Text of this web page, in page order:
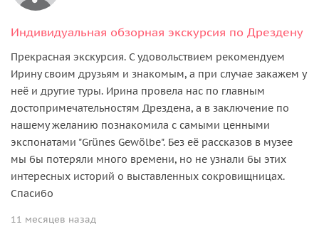
Индивидуальная обзорная экскурсия по Дрездену
Прекрасная экскурсия. С удовольствием рекомендуем
Ирину своим друзьям и знакомым, а при случае закажем у
неё и другие туры. Ирина провела нас по главным
достопримечательностям Дрездена, а в заключение по
нашему желанию познакомила с самыми ценными
экспонатами "Grünes Gewölbe". Без её рассказов в музее
мы бы потеряли много времени, но не узнали бы этих
интересных историй о выставленных сокровищницах.
Спасибо
11 месяцев назад